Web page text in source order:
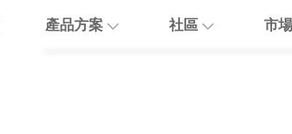
產品方案 社區 市